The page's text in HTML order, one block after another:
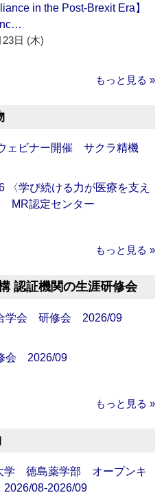
in the Post-Brexit Era】
23日 (木)
もっと見る »
ェビナー開催 サクラ精機
〈学び続ける力が医療を支え
MR認定センター
もっと見る »
認証機関の生涯研修会
学会 研修会 2026/09
会 2026/09
もっと見る »
学 徳島薬学部 オープンキ
08-2026/09